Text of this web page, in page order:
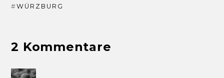
#WÜRZBURG
2 Kommentare